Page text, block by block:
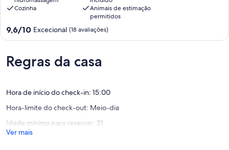
Venda
Nova
Imigrante
Cozinha
Animais de estimação
permitidos
Pontuação
de
de
um
10,
(18
avaliações)
9,6/10 Excecional (18 avaliações)
Regras da casa
Hora de início do check-in: 15:00
Hora-limite do check-out: Meio-dia
Idade mínima para reservar: 21
Ver mais